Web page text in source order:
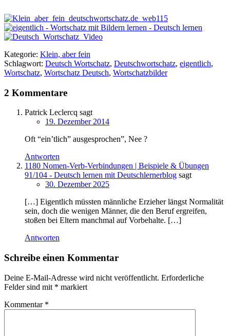
Kategorie: Klein, aber fein
Schlagwort: Deutsch Wortschatz, Deutschwortschatz, eigentlich,
Wortschatz, Wortschatz Deutsch, Wortschatzbilder
2 Kommentare
Patrick Leclercq sagt
19. Dezember 2014
Oft “ein’tlich” ausgesprochen”, Nee ?
Antworten
1180 Nomen-Verb-Verbindungen | Beispiele & Übungen
91/104 - Deutsch lernen mit Deutschlernerblog sagt
30. Dezember 2025
[…] Eigentlich müssten männliche Erzieher längst Normalität
sein, doch die wenigen Männer, die den Beruf ergreifen,
stoßen bei Eltern manchmal auf Vorbehalte. […]
Antworten
Schreibe einen Kommentar
Deine E-Mail-Adresse wird nicht veröffentlicht. Erforderliche
Felder sind mit * markiert
Kommentar *